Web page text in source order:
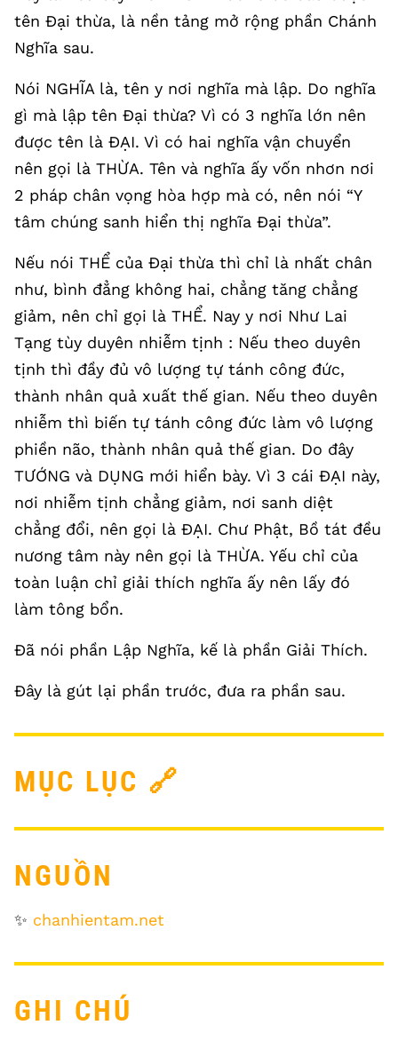
tên Đại thừa, là nền tảng mở rộng phần Chánh
Nghĩa sau.
Nói NGHĨA là, tên y nơi nghĩa mà lập. Do nghĩa
gì mà lập tên Đại thừa? Vì có 3 nghĩa lớn nên
được tên là ĐẠI. Vì có hai nghĩa vận chuyển
nên gọi là THỪA. Tên và nghĩa ấy vốn nhơn nơi
2 pháp chân vọng hòa hợp mà có, nên nói “Y
tâm chúng sanh hiển thị nghĩa Đại thừa”.
Nếu nói THỂ của Đại thừa thì chỉ là nhất chân
như, bình đẳng không hai, chẳng tăng chẳng
giảm, nên chỉ gọi là THỂ. Nay y nơi Như Lai
Tạng tùy duyên nhiễm tịnh : Nếu theo duyên
tịnh thì đầy đủ vô lượng tự tánh công đức,
thành nhân quả xuất thế gian. Nếu theo duyên
nhiễm thì biến tự tánh công đức làm vô lượng
phiền não, thành nhân quả thế gian. Do đây
TƯỚNG và DỤNG mới hiển bày. Vì 3 cái ĐẠI này,
nơi nhiễm tịnh chẳng giảm, nơi sanh diệt
chẳng đổi, nên gọi là ĐẠI. Chư Phật, Bồ tát đều
nương tâm này nên gọi là THỪA. Yếu chỉ của
toàn luận chỉ giải thích nghĩa ấy nên lấy đó
làm tông bổn.
Đã nói phần Lập Nghĩa, kế là phần Giải Thích.
Đây là gút lại phần trước, đưa ra phần sau.
MỤC LỤC 🔗
NGUỒN
✨ chanhientam.net
GHI CHÚ